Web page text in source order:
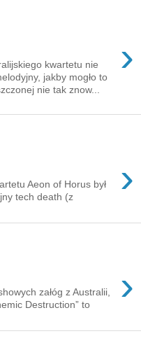
›
kwartetu nie
jakby mogło to
nie tak znow...
›
Aeon of Horus był
tech death (z
›
załóg z Australii,
Destruction” to